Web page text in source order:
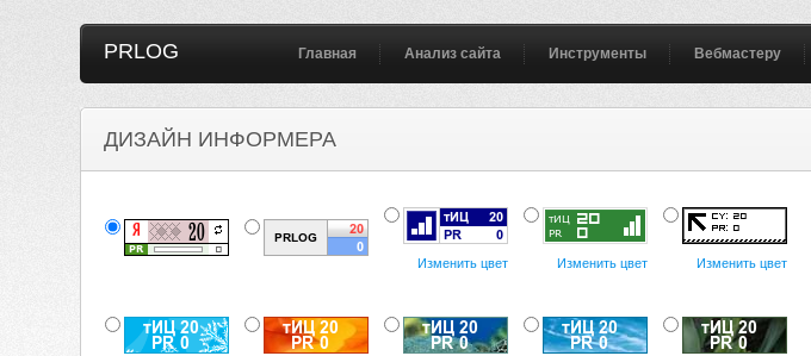
PRLOG Главная Анализ сайта Инструменты Вебмастеру
ДИЗАЙН ИНФОРМЕРА
Изменить цвет Изменить цвет Изменить цвет